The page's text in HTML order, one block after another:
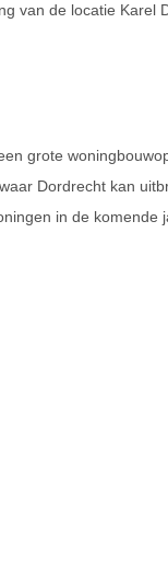
van de locatie Karel
grote
Dordrecht kan
in de komende